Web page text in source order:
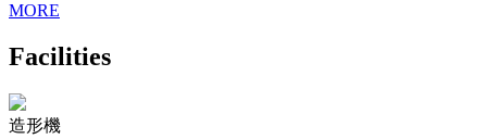
MORE
Facilities
造形機